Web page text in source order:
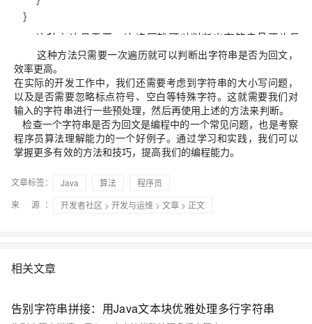
这种方法只需要一次遍历就可以判断出字符串是否为回文，
效率更高。
在实际的开发工作中，我们还需要考虑到字符串的大小写问题，
以及是否需要忽略标点符号、空白等特殊字符。这就需要我们对
输入的字符串进行一些预处理，然后再使用上述的方法来判断。
检查一个字符串是否为回文是编程中的一个常见问题，也是考察
程序员算法理解能力的一个好例子。通过学习和实践，我们可以
掌握更多有效的方法和技巧，提高我们的编程能力。
文章标签： Java 算法
程序员
来 源：
开发者社区 > 开发与运维 > 文章 > 正文
相关文章
告别字符串拼接：用Java文本块优雅处理多行字符串